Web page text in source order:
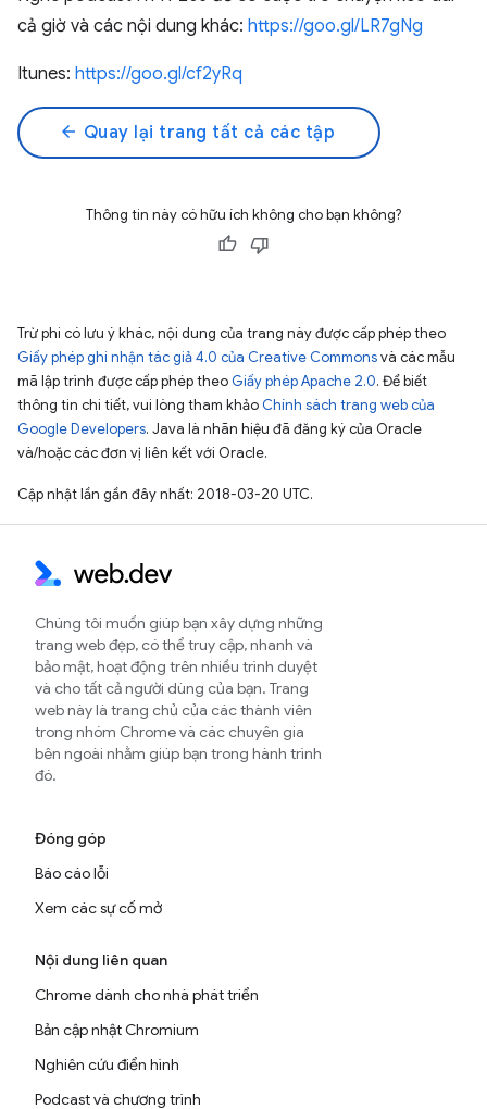
cả giờ và các nội dung khác: https://goo.gl/LR7gNg
Itunes: https://goo.gl/cf2yRq
arrow_back Quay lại trang tất cả các tập
Thông tin này có hữu ích không cho bạn không?
Trừ phi có lưu ý khác, nội dung của trang này được cấp phép theo
Giấy phép ghi nhận tác giả 4.0 của Creative Commonsvà các mẫu
mã lập trình được cấp phép theo Giấy phép Apache 2.0. Để biết
thông tin chi tiết, vui lòng tham khảo Chính sách trang web của
Google Developers. Java là nhãn hiệu đã đăng ký của Oracle
và/hoặc các đơn vị liên kết với Oracle.
Cập nhật lần gần đây nhất: 2018-03-20 UTC.
Chúng tôi muốn giúp bạn xây dựng những
trang web đẹp, có thể truy cập, nhanh và
bảo mật, hoạt động trên nhiều trình duyệt
và cho tất cả người dùng của bạn. Trang
web này là trang chủ của các thành viên
trong nhóm Chrome và các chuyên gia
bên ngoài nhằm giúp bạn trong hành trình
đó.
Đóng góp
Báo cáo lỗi
Xem các sự cố mở
Nội dung liên quan
Chrome dành cho nhà phát triển
Bản cập nhật Chromium
Nghiên cứu điển hình
Podcast và chương trình